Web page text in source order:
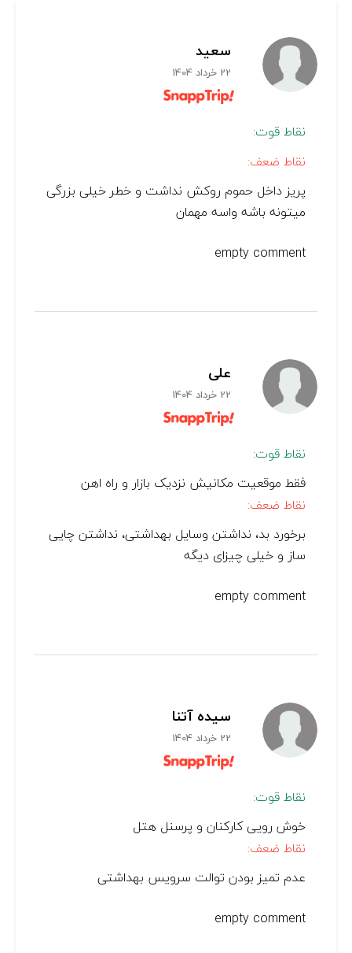
سعید
22 خرداد 1404
نقاط قوت:
نقاط ضعف:
پریز داخل حموم روکش نداشت و خطر خیلی بزرگی
میتونه باشه واسه مهمان
empty comment
علی
22 خرداد 1404
نقاط قوت:
فقط موقعیت مکانیش نزدیک بازار و راه اهن
نقاط ضعف:
برخورد بد، نداشتن وسایل بهداشتی، نداشتن چایی
ساز و خیلی چیزای دیگه
empty comment
سیده آتنا
22 خرداد 1404
نقاط قوت:
خوش رویی کارکنان و پرسنل هتل
نقاط ضعف:
عدم تمیز بودن توالت سرویس بهداشتی
empty comment